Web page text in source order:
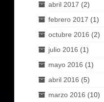
abril 2017 (2)
febrero 2017 (1)
octubre 2016 (2)
julio 2016 (1)
mayo 2016 (1)
abril 2016 (5)
marzo 2016 (10)